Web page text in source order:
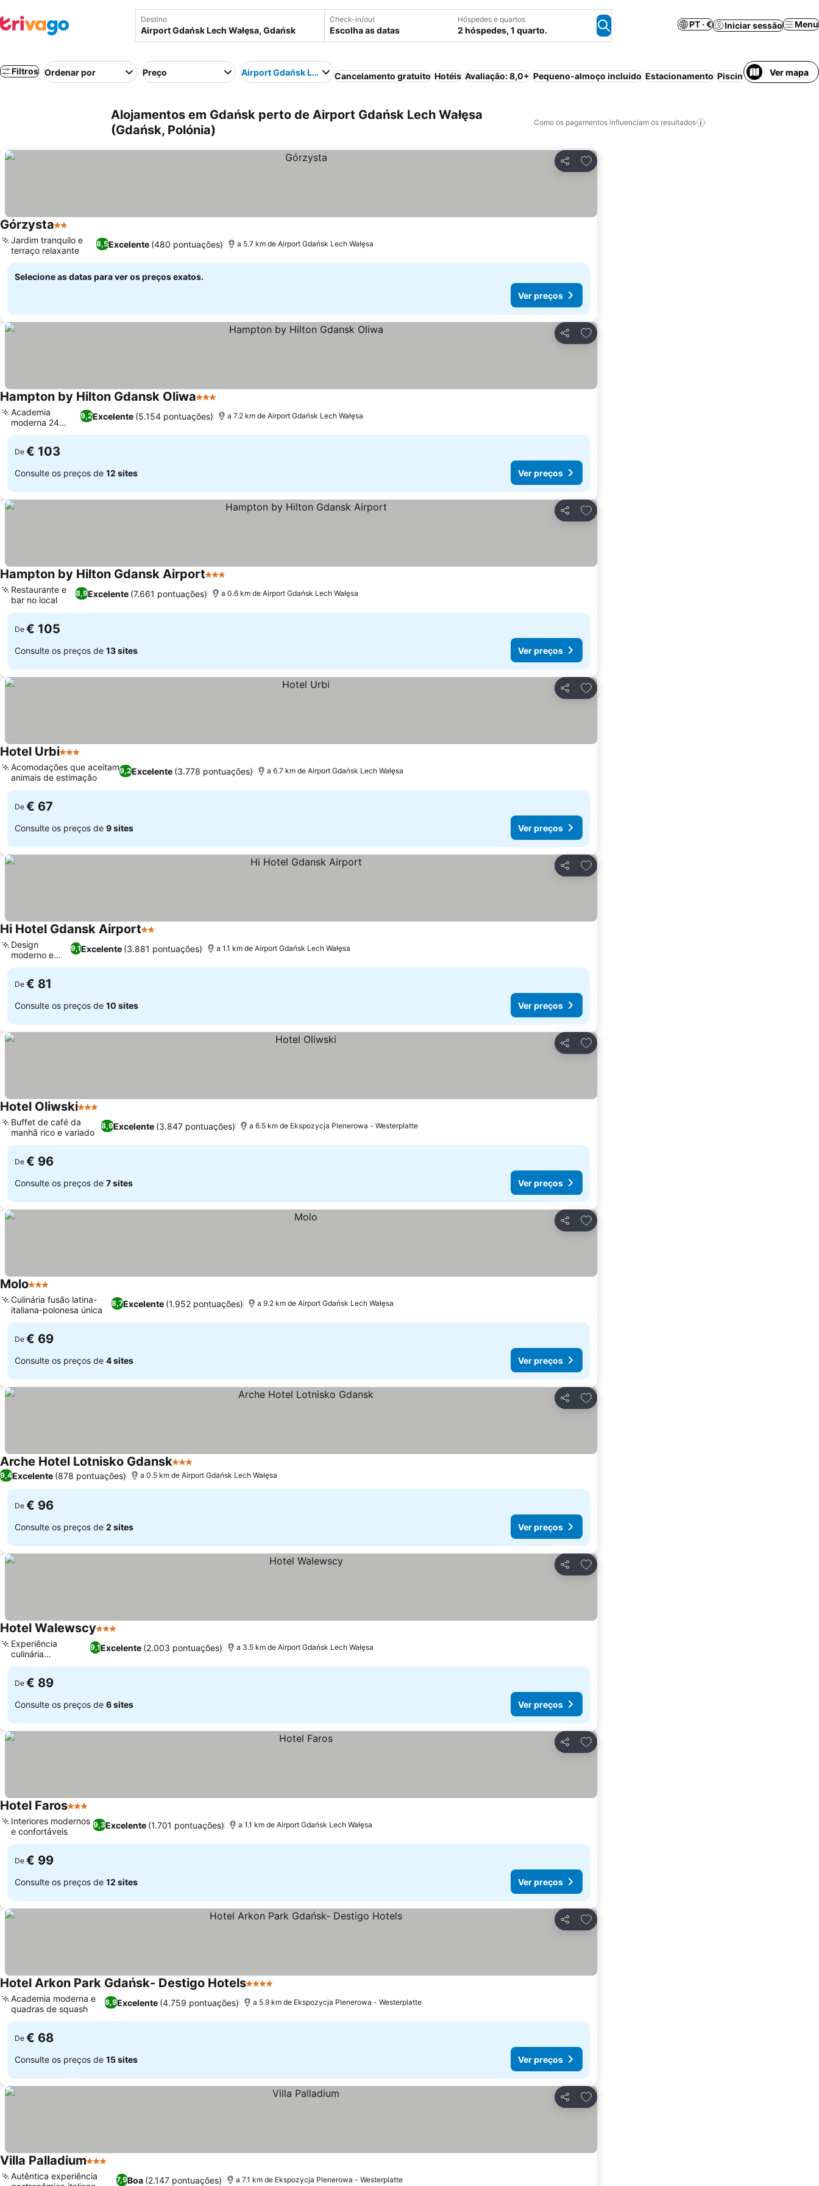
Destino Check-in/out
Escolha as datas
Hóspedes e quartos
2 hóspedes, 1 quarto.
PT · € Iniciar sessão Menu
Filtros Ordenar por Preço Airport Gdańsk Lech WałęsaCancelamento gratuito Hotéis Avaliação: 8,0+ Pequeno-almoço incluído Estacionamento Piscina Meia-pensão
Ver mapa
Alojamentos em Gdańsk perto de Airport Gdańsk Lech Wałęsa
(Gdańsk, Polónia)
Como os pagamentos influenciam os resultados
Partilhar
Adicionar aos favoritos
Górzysta2 Estrelas
8,5Excelente (480 pontuações)
Jardim tranquilo e
terraço relaxante
a 5.7 km de Airport Gdańsk Lech Wałęsa
Selecione as datas para ver os preços exatos.
Ver preços
Partilhar
Adicionar aos favoritos
Hampton by Hilton Gdansk Oliwa3 Estrelas
9,2Excelente (5.154 pontuações)
Academia
moderna 24
horas
a 7.2 km de Airport Gdańsk Lech Wałęsa
De € 103
Consulte os preços de 12 sites Ver preços
Partilhar
Adicionar aos favoritos
Hampton by Hilton Gdansk Airport3 Estrelas
8,9Excelente (7.661 pontuações)
Restaurante e
bar no local
a 0.6 km de Airport Gdańsk Lech Wałęsa
De € 105
Consulte os preços de 13 sites Ver preços
Partilhar
Adicionar aos favoritos
Hotel Urbi3 Estrelas
9,2Excelente (3.778 pontuações)
Acomodações que aceitam
animais de estimação
a 6.7 km de Airport Gdańsk Lech Wałęsa
De € 67
Consulte os preços de 9 sites Ver preços
Partilhar
Adicionar aos favoritos
Hi Hotel Gdansk Airport2 Estrelas
9,1Excelente (3.881 pontuações)
Design
moderno e
limpo
a 1.1 km de Airport Gdańsk Lech Wałęsa
De € 81
Consulte os preços de 10 sites Ver preços
Partilhar
Adicionar aos favoritos
Hotel Oliwski3 Estrelas
8,9Excelente (3.847 pontuações)
Buffet de café da
manhã rico e variado
a 6.5 km de Ekspozycja Plenerowa - Westerplatte
De € 96
Consulte os preços de 7 sites Ver preços
Partilhar
Adicionar aos favoritos
Molo3 Estrelas
8,7Excelente (1.952 pontuações)
Culinária fusão latina-
italiana-polonesa única
a 9.2 km de Airport Gdańsk Lech Wałęsa
De € 69
Consulte os preços de 4 sites Ver preços
Partilhar
Adicionar aos favoritos
Arche Hotel Lotnisko Gdansk3 Estrelas
9,4Excelente (878 pontuações) a 0.5 km de Airport Gdańsk Lech Wałęsa
De € 96
Consulte os preços de 2 sites Ver preços
Partilhar
Adicionar aos favoritos
Hotel Walewscy3 Estrelas
9,1Excelente (2.003 pontuações)
Experiência
culinária
excepcional
a 3.5 km de Airport Gdańsk Lech Wałęsa
De € 89
Consulte os preços de 6 sites Ver preços
Partilhar
Adicionar aos favoritos
Hotel Faros3 Estrelas
9,3Excelente (1.701 pontuações)
Interiores modernos
e confortáveis
a 1.1 km de Airport Gdańsk Lech Wałęsa
De € 99
Consulte os preços de 12 sites Ver preços
Partilhar
Adicionar aos favoritos
Hotel Arkon Park Gdańsk- Destigo Hotels4 Estrelas
8,9Excelente (4.759 pontuações)
Academia moderna e
quadras de squash
a 5.9 km de Ekspozycja Plenerowa - Westerplatte
De € 68
Consulte os preços de 15 sites Ver preços
Partilhar
Adicionar aos favoritos
Villa Palladium3 Estrelas
7,9Boa (2.147 pontuações)
Autêntica experiência
a 7.1 km de Ekspozycja Plenerowa - Westerplatte